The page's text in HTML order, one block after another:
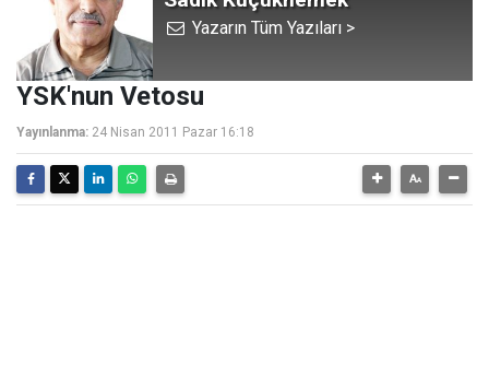
Yazarın Tüm Yazıları >
YSK'nun Vetosu
Yayınlanma: 24 Nisan 2011 Pazar 16:18